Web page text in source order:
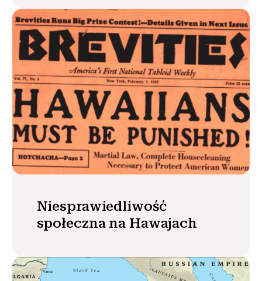
Niesprawiedliwość
społeczna na Hawajach